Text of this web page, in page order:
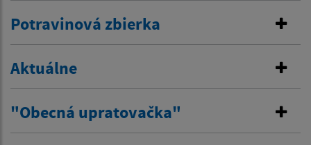
Potravinová zbierka
Aktuálne
"Obecná upratovačka"